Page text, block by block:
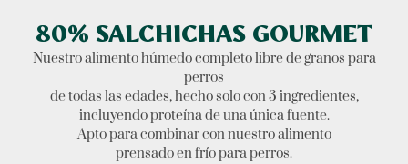
80% SALCHICHAS GOURMET
Nuestro alimento húmedo completo libre de granos para
perros
de todas las edades, hecho solo con 3 ingredientes,
incluyendo proteína de una única fuente.
Apto para combinar con nuestro alimento
prensado en frío para perros.